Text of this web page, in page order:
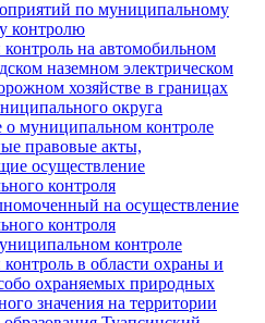
по муниципальному
контролю
на автомобильном
наземном электрическом
хозяйстве в границах
округа
муниципальном контроле
правовые акты,
осуществление
контроля
на осуществление
контроля
контроле
в области охраны и
охраняемых природных
значения на территории